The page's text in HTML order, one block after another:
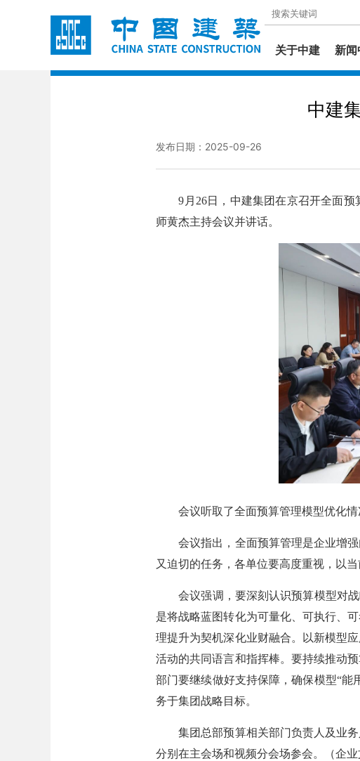
关于中建 新闻
中建
发布日期：2025-09-26
9月26日，中建集团在京召开全面预
师黄杰主持会议并讲话。
会议听取了全面预算管理模型优化情
会议指出，全面预算管理是企业增强
又迫切的任务，各单位要高度重视，以
会议强调，要深刻认识预算模型对战
是将战略蓝图转化为可量化、可执行、
理提升为契机深化业财融合。以新模型
活动的共同语言和指挥棒。要持续推动
部门要继续做好支持保障，确保模型“能
务于集团战略目标。
集团总部预算相关部门负责人及业务
分别在主会场和视频分会场参会。
（企